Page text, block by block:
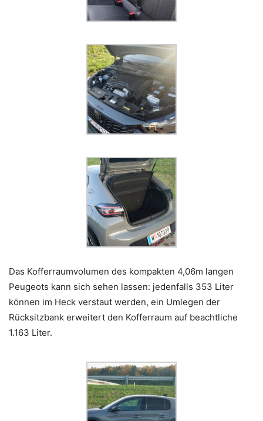
Das Kofferraumvolumen des kompakten 4,06m langen
Peugeots kann sich sehen lassen: jedenfalls 353 Liter
können im Heck verstaut werden, ein Umlegen der
Rücksitzbank erweitert den Kofferraum auf beachtliche
1.163 Liter.